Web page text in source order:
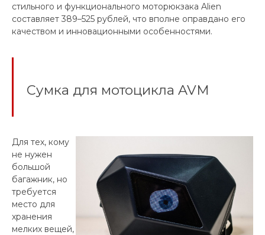
стильного и функционального моторюкзака Alien
составляет 389–525 рублей, что вполне оправдано его
качеством и инновационными особенностями.
Сумка для мотоцикла AVM
Для тех, кому
не нужен
большой
багажник, но
требуется
место для
хранения
мелких вещей,